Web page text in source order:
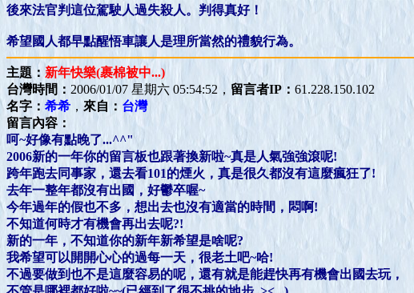
後來法官判這位駕駛人過失殺人。判得真好！
希望國人都早點醒悟車讓人是理所當然的禮貌行為。
主題： 新年快樂(裹棉被中...)
台灣時間： 2006/01/07 星期六 05:54:52， 留言者IP： 61.228.150.102
名字： 希希 ， 來自： 台灣
留言內容：
呵~好像有點晚了...^^"
2006新的一年你的留言板也跟著換新啦~真是人氣強強滾呢!
跨年跑去同事家，還去看101的煙火，真是很久都沒有這麼瘋狂了!
去年一整年都沒有出國，好鬱卒喔~
今年過年的假也不多，想出去也沒有適當的時間，悶啊!
不知道何時才有機會再出去呢?!
新的一年，不知道你的新年新希望是啥呢?
我希望可以開開心心的過每一天，很老土吧~哈!
不過要做到也不是這麼容易的呢，還有就是能趕快再有機會出國去玩，